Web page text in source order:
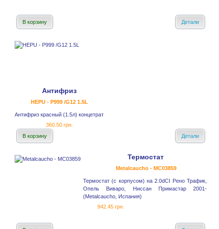
В корзину Детали
Антифриз
HEPU - P999 /G12 1.5L
Антифриз красный (1.5л) концетрат
360.50 грн.
В корзину
Детали
Термостат
Metalcaucho - MC03859
Термостат (с корпусом) на 2.0dCI Рено Трафик,
Опель Виваро, Ниссан Примастар 2001-
(Metalcaucho, Испания)
942.45 грн.